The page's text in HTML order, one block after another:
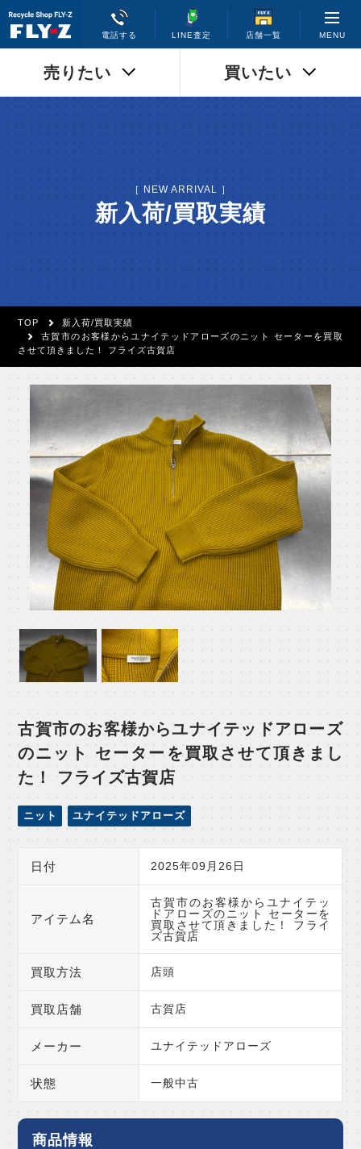
電話する LINE査定 店舗一覧 MENU
売りたい 買いたい
［ NEW ARRIVAL ］
新入荷/買取実績
TOP
新入荷/買取実績
古賀市のお客様からユナイテッドアローズのニット セーターを買取
させて頂きました！ フライズ古賀店
古賀市のお客様からユナイテッドアローズ
のニット セーターを買取させて頂きまし
た！ フライズ古賀店
ニット ユナイテッドアローズ
日付 2025年09月26日
アイテム名
古賀市のお客様からユナイテッ
ドアローズのニット セーターを
買取させて頂きました！ フライ
ズ古賀店
買取方法 店頭
買取店舗 古賀店
メーカー ユナイテッドアローズ
状態 一般中古
商品情報